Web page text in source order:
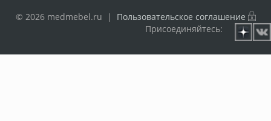
© 2026 medmebel.ru | Пользовательское соглашение
Присоединяйтесь: